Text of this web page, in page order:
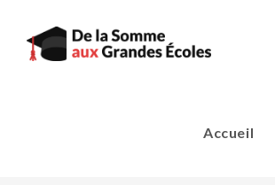
content
Accueil